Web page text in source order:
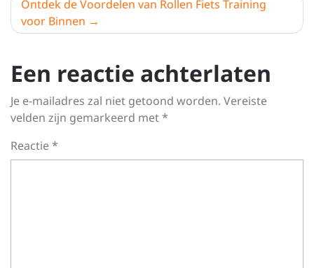
Ontdek de Voordelen van Rollen Fiets Training
voor Binnen
Een reactie achterlaten
Je e-mailadres zal niet getoond worden. Vereiste
velden zijn gemarkeerd met*
Reactie*